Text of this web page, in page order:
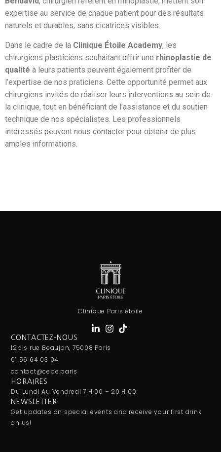
expertise au service de chaque patient pour des résultats
naturels et durables, sans cicatrices visibles.
Dans le cadre de la Clinique Étoile Academy, les
chirurgiens plasticiens souhaitant offrir une rhinoplastie de
qualité à leurs patients peuvent également profiter de
l’expertise de nos praticiens. Cette opportunité permet aux
chirurgiens invités de réaliser leurs interventions au sein de
la clinique, tout en bénéficiant de l’assistance et du soutien
technique de nos spécialistes. Les professionnels
intéressés peuvent nous contacter pour obtenir de plus
amples informations.
Clinique Paris étoile
CONTACTEZ-NOUS
12bis rue Beaujon, 75008 Paris
01 56 64 03 04
contact@cepe.paris
HORAIRES
Du Lundi Au Vendredi 7 H 00 – 20 H 00
NEWSLETTER
Get updates on special events and receive your first drink
on us!